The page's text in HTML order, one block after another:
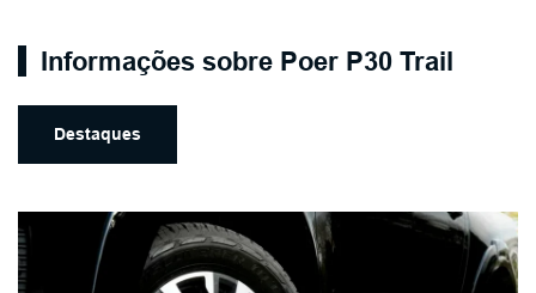
Informações sobre Poer P30 Trail
Destaques